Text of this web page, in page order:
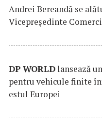
Andrei Bereandă se
Vicepreședinte
DP WORLDlansează
pentru vehicule finite
estul Europei